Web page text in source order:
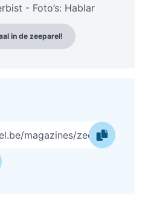
- Foto’s: Hablar
in de zeeparel!
magazines/zeeparel-